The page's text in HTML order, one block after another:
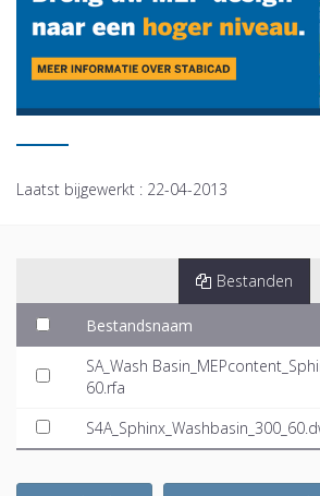
Laatst bijgewerkt : 22-04-2013
Bestanden
Bestandsnaam
SA_Wash
60.rfa